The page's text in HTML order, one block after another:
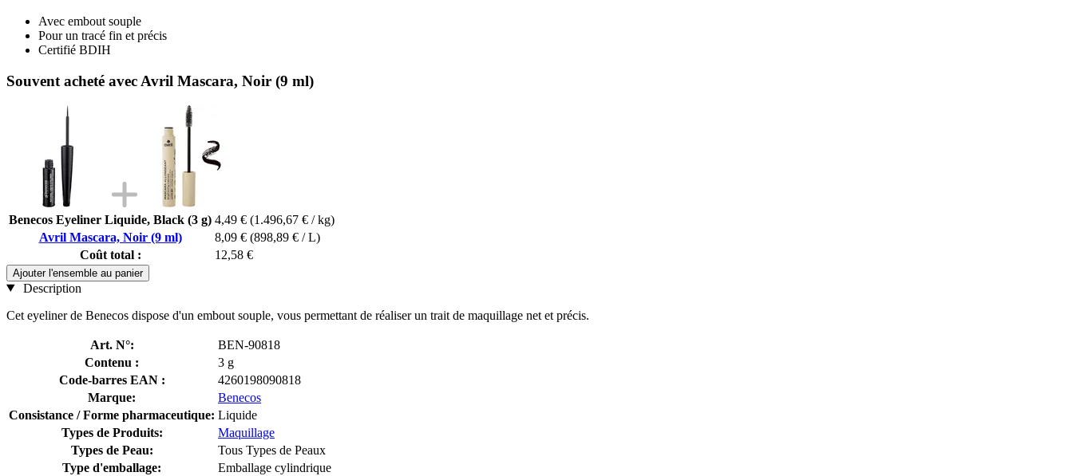
Avec embout souple
Pour un tracé fin et précis
Certifié BDIH
Souvent acheté avec Avril Mascara, Noir (9 ml)
Benecos Eyeliner Liquide, Black (3 g) 4,49 € (1.496,67 € / kg)
Avril Mascara, Noir (9 ml)
8,09 € (898,89 € / L)
Coût total :
12,58 €
Ajouter l'ensemble au panier
Description
Cet eyeliner de Benecos dispose d'un embout souple, vous permettant de réaliser un trait de maquillage net et précis.
Art. N°:
BEN-90818
Contenu :
3 g
Code-barres EAN :
4260198090818
Marque:
Benecos
Consistance / Forme pharmaceutique: Liquide
Types de Produits:
Maquillage
Types de Peau:
Tous Types de Peaux
Type d'emballage:
Emballage cylindrique